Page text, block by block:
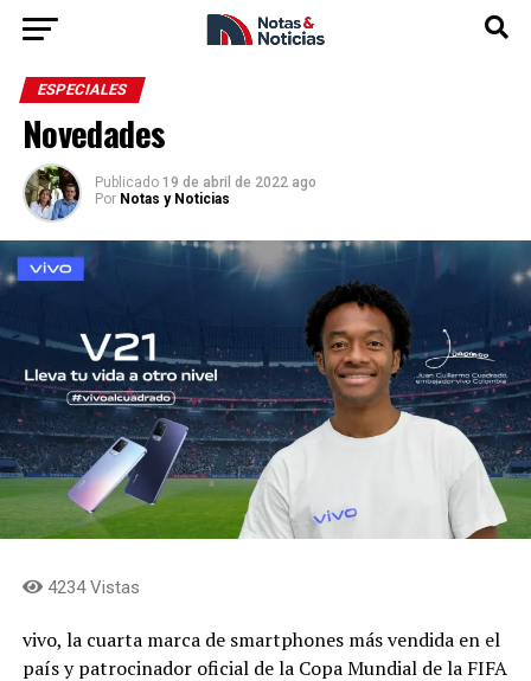
ESPECIALES
Novedades
Publicado 19 de abril de 2022 ago
Por Notas y Noticias
4234 Vistas
vivo, la cuarta marca de smartphones más vendida en el
país y patrocinador oficial de la Copa Mundial de la FIFA